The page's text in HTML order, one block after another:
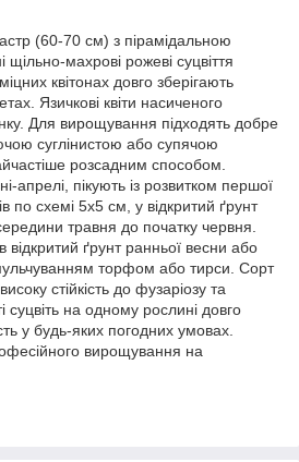
(60-70 см) з пірамідальною
махрові рожеві суцвіття
квітонах довго зберігають
Язичкові квіти насиченого
Для вирощування підходять добре
суглінистою або супячою
розсадним способом.
апрелі, пікують із розвитком першої
по схемі 5х5 см, у відкритий ґрунт
травня до початку червня.
відкритий ґрунт ранньої весни або
торфом або тирси. Сорт
стійкість до фузаріозу та
суцвіть на одному рослині довго
у будь-яких погодних умовах.
вирощування на